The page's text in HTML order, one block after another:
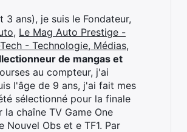
ans), je suis le Fondateur,
, Le Mag Auto Prestige -
- Technologie, Médias,
de mangas et
au compteur, j'ai
l'âge de 9 ans, j'ai fait mes
sélectionné pour la finale
chaîne TV Game One
Obs et e TF1. Par